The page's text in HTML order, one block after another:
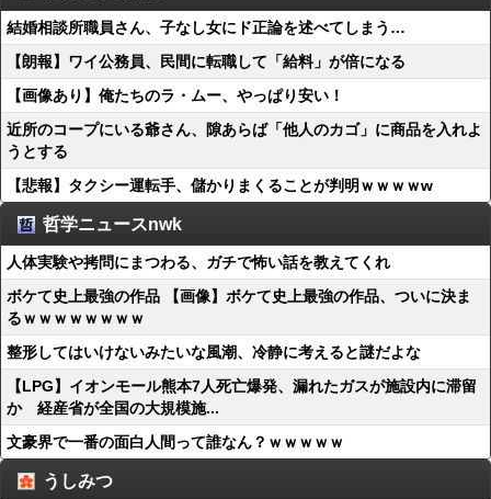
結婚相談所職員さん、子なし女にド正論を述べてしまう…
【朗報】ワイ公務員、民間に転職して「給料」が倍になる
【画像あり】俺たちのラ・ムー、やっぱり安い！
近所のコープにいる爺さん、隙あらば「他人のカゴ」に商品を入れよ
うとする
【悲報】タクシー運転手、儲かりまくることが判明ｗｗｗｗw
哲学ニュースnwk
人体実験や拷問にまつわる、ガチで怖い話を教えてくれ
ボケて史上最強の作品 【画像】ボケて史上最強の作品、ついに決ま
るｗｗｗｗｗｗｗｗ
整形してはいけないみたいな風潮、冷静に考えると謎だよな
【LPG】イオンモール熊本7人死亡爆発、漏れたガスが施設内に滞留
か 経産省が全国の大規模施...
文豪界で一番の面白人間って誰なん？ｗｗｗｗｗ
うしみつ